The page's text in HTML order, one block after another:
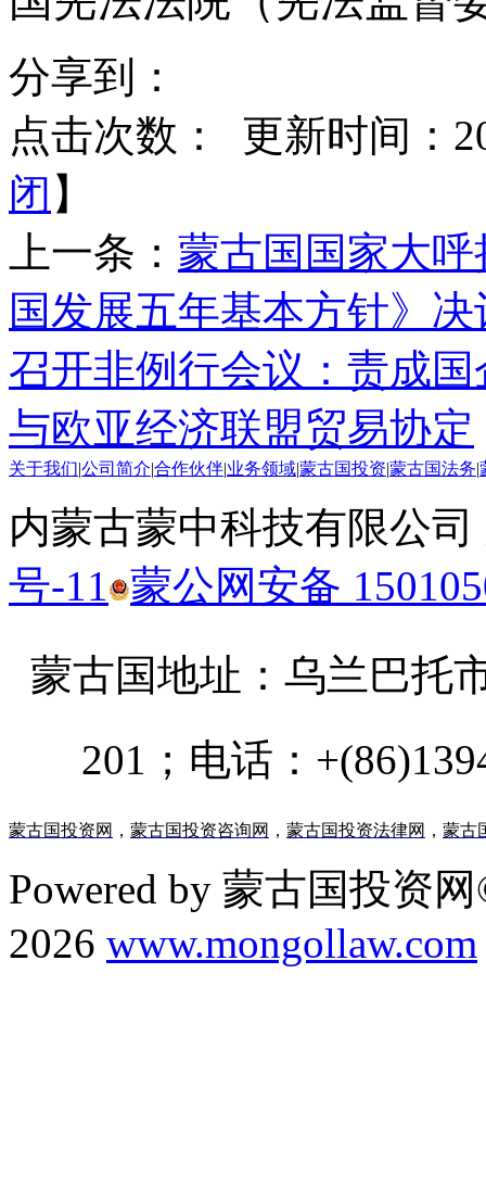
分享到：
点击次数：
更新时间：
闭 】
上一条： 蒙古国国家大
国发展五年基本方针》
召开非例行会议：责成
与欧亚经济联盟贸易协定
关于我们 公司简介 合作伙伴 业务领域 蒙古国投资 蒙古国法务
内蒙古蒙中科技有限公
号-11 蒙公网安备
蒙古国地址： 乌兰巴托
201；电话：
蒙古国投资网 ， 蒙古国投资咨询网 ， 蒙古国投资法律网 ， 蒙古
Powered by 蒙古国投资
2026 www.mongollaw.com